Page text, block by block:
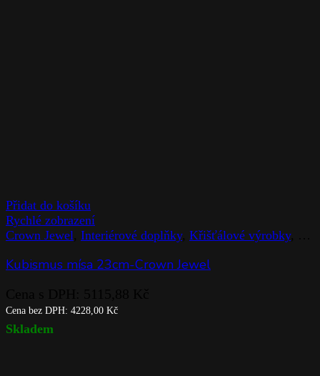
Přidat do košíku
Rychlé zobrazení
Crown Jewel Interiérové doplňky, Křišťálové výrobky,
Kubismus mísa 23cm-Crown Jewel
Cena bez DPH: 4228,00 Kč
Skladem